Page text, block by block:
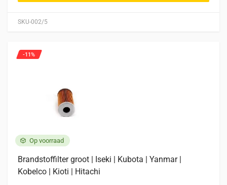
SKU-002/5
Op voorraad
-11%
Brandstoffilter groot | Iseki | Kubota | Yanmar |
Kobelco | Kioti | Hitachi